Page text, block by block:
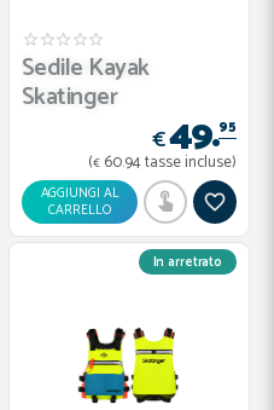
Sedile Kayak
Skatinger
€49.95
(€ 60.94tasse incluse)
AGGIUNGI AL
CARRELLO
In arretrato